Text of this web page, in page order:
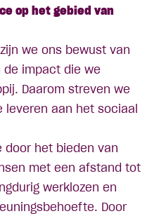
op het gebied van
we ons bewust van
de impact die we
Daarom streven we
leveren aan het sociaal
door het bieden van
met een afstand tot
werklozen en
Door